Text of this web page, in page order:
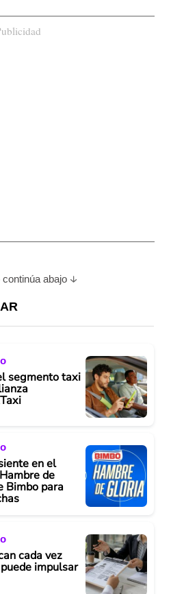
abajo
segmento taxi
en el
de
Bimbo para
cada vez
impulsar